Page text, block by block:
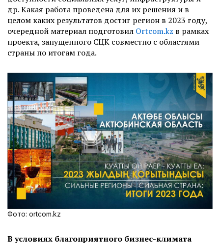
др. Какая работа проведена для их решения и в
целом каких результатов достиг регион в 2023 году,
очередной материал подготовил Ortcom.kz в рамках
проекта, запущенного СЦК совместно с областями
страны по итогам года.
Фото: ortcom.kz
В условиях благоприятного бизнес-климата